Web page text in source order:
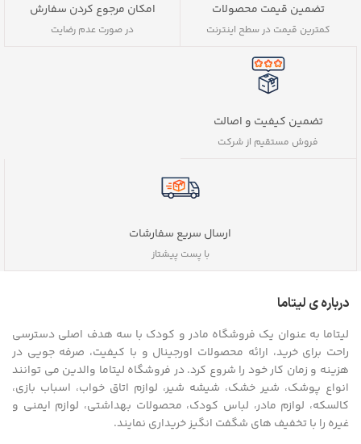
تضمین قیمت محصولات
کمترین قیمت در سطح اینترنت
امکان مرجوع کردن سفارش
در صورت عدم رضایت
تضمین کیفیت و اصالت
فروش مستقیم از شرکت
ارسال سریع سفارشات
با پست پیشتاز
درباره ی لیتاما
لیتاما به عنوان یک فروشگاه مادر و کودک با سه هدف اصلی دسترسی
راحت برای خرید، ارائه محصولات اورجینال و با کیفیت، صرفه جویی در
هزینه و زمان کار خود را شروع کرد. در فروشگاه لیتاما والدین می توانند
انواع پوشک، شیر خشک، شیشه شیر، لوازم اتاق خواب، اسباب بازی،
کالسکه، لوازم مادر، لباس کودک، محصولات بهداشتی، لوازم ایمنی و
غیره را با تخفیف های شگفت انگیز خریداری نمایند.